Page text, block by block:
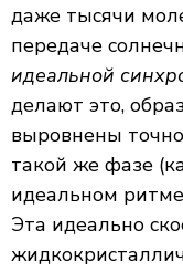
даже тысячи
передаче
идеальной
делают это,
выровнены
такой же фазе
идеальном
Эта идеально